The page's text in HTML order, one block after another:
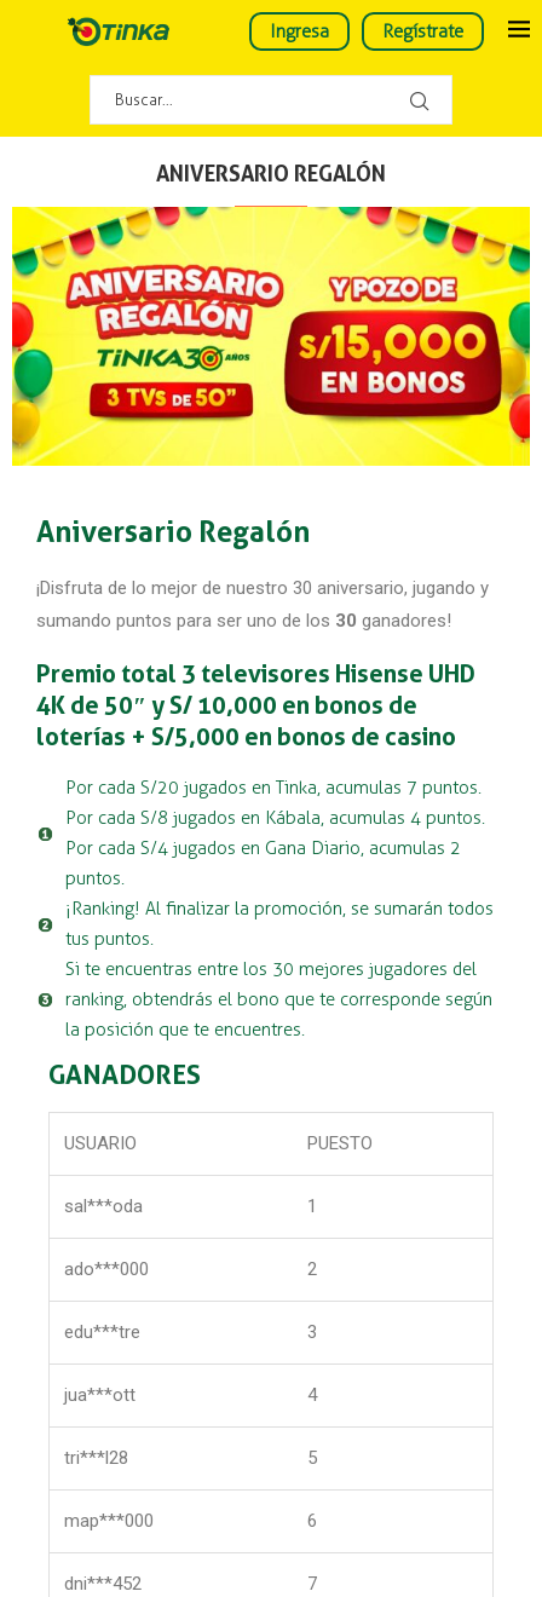
Ingresa Regístrate
ANIVERSARIO REGALÓN
Aniversario Regalón
¡Disfruta de lo mejor de nuestro 30 aniversario, jugando y
sumando puntos para ser uno de los 30 ganadores!
Premio total 3 televisores Hisense UHD
4K de 50″ y S/ 10,000 en bonos de
loterías + S/5,000 en bonos de casino
Por cada S/20 jugados en Tinka, acumulas 7 puntos.
Por cada S/8 jugados en Kábala, acumulas 4 puntos.
Por cada S/4 jugados en Gana Diario, acumulas 2
puntos.
¡Ranking! Al finalizar la promoción, se sumarán todos
tus puntos.
Si te encuentras entre los 30 mejores jugadores del
ranking, obtendrás el bono que te corresponde según
la posición que te encuentres.
GANADORES
USUARIO PUESTO
sal***oda 1
ado***000 2
edu***tre 3
jua***ott 4
tri***l28 5
map***000 6
dni***452 7